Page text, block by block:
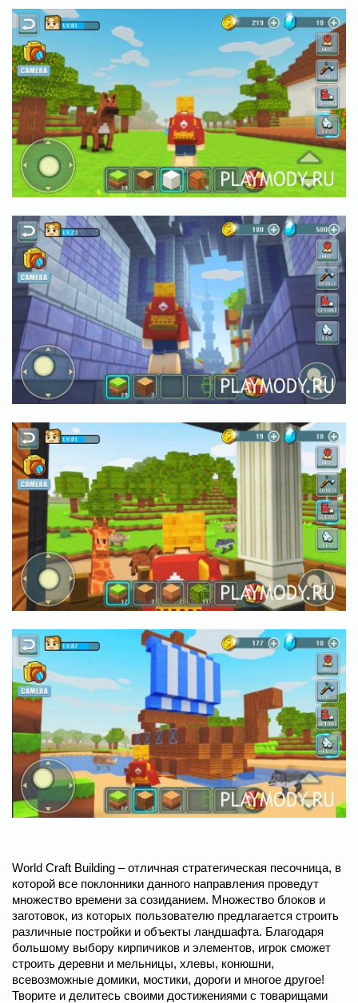
World Craft Building – отличная стратегическая песочница, в
которой все поклонники данного направления проведут
множество времени за созиданием. Множество блоков и
заготовок, из которых пользователю предлагается строить
различные постройки и объекты ландшафта. Благодаря
большому выбору кирпичиков и элементов, игрок сможет
строить деревни и мельницы, хлевы, конюшни,
всевозможные домики, мостики, дороги и многое другое!
Творите и делитесь своими достижениями с товарищами